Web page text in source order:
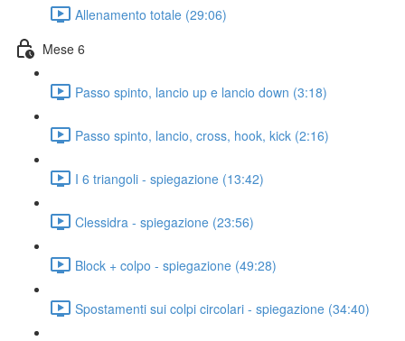
Allenamento totale (29:06)
Mese 6
Passo spinto, lancio up e lancio down (3:18)
Passo spinto, lancio, cross, hook, kick (2:16)
I 6 triangoli - spiegazione (13:42)
Clessidra - spiegazione (23:56)
Block + colpo - spiegazione (49:28)
Spostamenti sui colpi circolari - spiegazione (34:40)